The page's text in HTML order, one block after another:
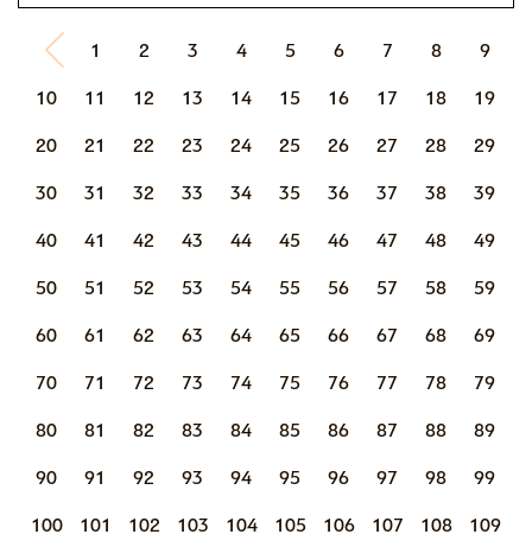
1 2 3 4 5 6 7 8 9
10 11 12 13 14 15 16 17 18 19
20 21 22 23 24 25 26 27 28 29
30 31 32 33 34 35 36 37 38 39
40 41 42 43 44 45 46 47 48 49
50 51 52 53 54 55 56 57 58 59
60 61 62 63 64 65 66 67 68 69
70 71 72 73 74 75 76 77 78 79
80 81 82 83 84 85 86 87 88 89
90 91 92 93 94 95 96 97 98 99
100 101 102 103 104 105 106 107 108 109